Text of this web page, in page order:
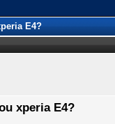
E4?
xperia E4?